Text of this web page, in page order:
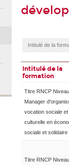
Intitulé de la
formation
Titre RNCP
Manager
vocation sociale et
culturelle en
sociale et solidaire
Titre RNCP